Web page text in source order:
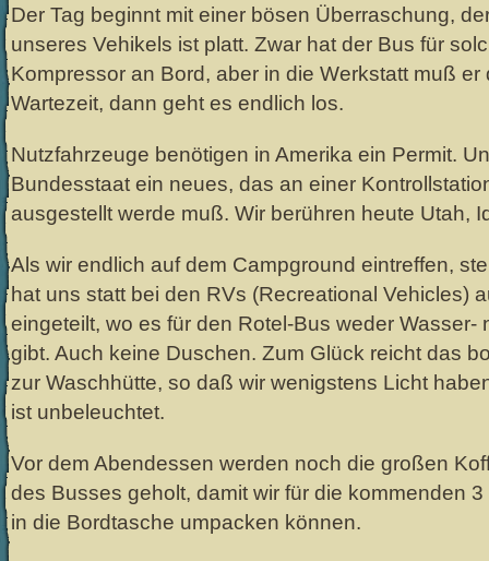
Der Tag beginnt mit einer bösen Überraschung,
unseres Vehikels ist platt. Zwar hat der Bus für
Kompressor an Bord, aber in die Werkstatt muß
Wartezeit, dann geht es endlich los.
Nutzfahrzeuge benötigen in Amerika ein Permit.
Bundesstaat ein neues, das an einer
ausgestellt werde muß. Wir berühren heute Utah,
Als wir endlich auf dem Campground eintreffen,
hat uns statt bei den RVs (Recreational Vehicles)
eingeteilt, wo es für den Rotel-Bus weder Wasser-
gibt. Auch keine Duschen. Zum Glück reicht das
zur Waschhütte, so daß wir wenigstens Licht
ist unbeleuchtet.
Vor dem Abendessen werden noch die großen
des Busses geholt, damit wir für die kommenden
in die Bordtasche umpacken können.